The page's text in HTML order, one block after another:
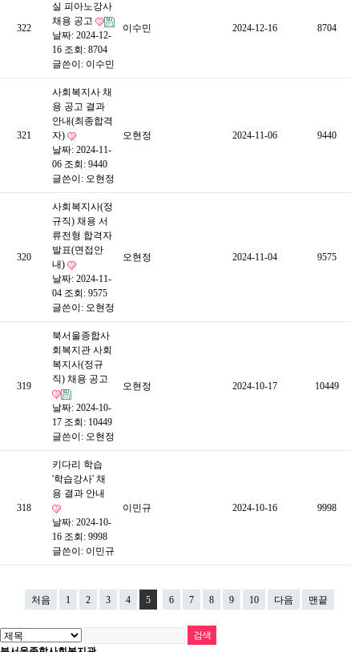
322
실 피아노강사
채용 공고
날짜: 2024-12-
16 조회: 8704
글쓴이: 이수민
이수민 2024-12-16 8704
321
사회복지사 채
용 공고 결과
안내(최종합격
자)
날짜: 2024-11-
06 조회: 9440
글쓴이: 오현정
오현정 2024-11-06 9440
320
사회복지사(정
규직) 채용 서
류전형 합격자
발표(면접안
내)
날짜: 2024-11-
04 조회: 9575
글쓴이: 오현정
오현정 2024-11-04 9575
319
북서울종합사
회복지관 사회
복지사(정규
직) 채용 공고
날짜: 2024-10-
17 조회: 10449
글쓴이: 오현정
오현정 2024-10-17 10449
318
키다리 학습
'학습강사' 채
용 결과 안내
날짜: 2024-10-
16 조회: 9998
글쓴이: 이민규
이민규 2024-10-16 9998
처음 1 2 3 4 5 6 7 8 9 10 다음 맨끝